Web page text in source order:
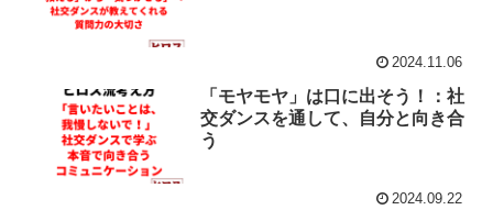
2024.11.06
「モヤモヤ」は口に出そう！：社
交ダンスを通して、自分と向き合
う
2024.09.22